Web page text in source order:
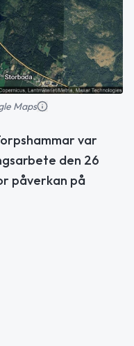
Maps
var
den 26
påverkan på